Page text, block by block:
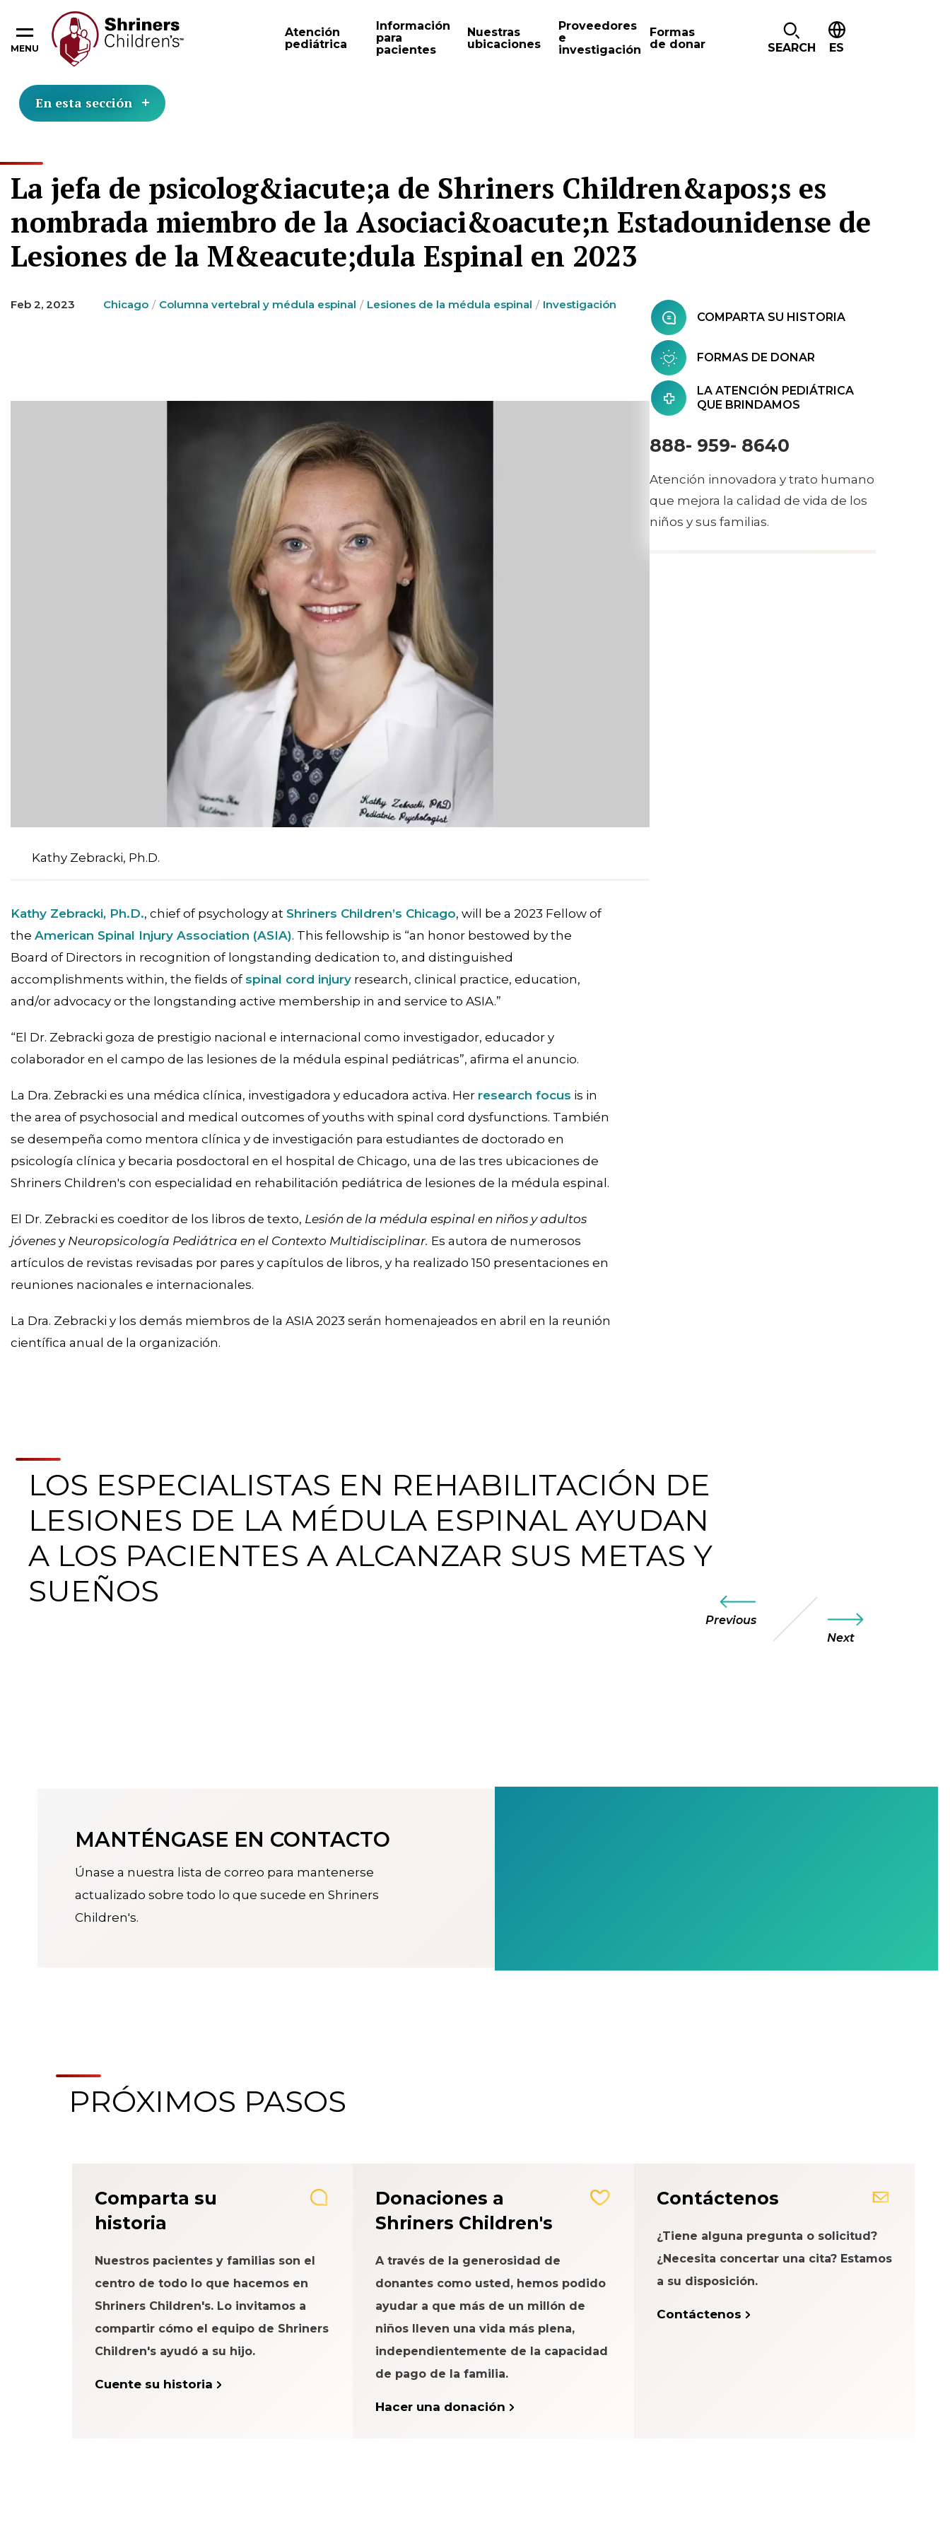
MENU
Atención
pediátrica
Información
para
pacientes
Nuestras
ubicaciones
Proveedores
e
investigación
Formas
de donar
SEARCH ES
En esta sección
La jefa de psicolog&iacute;a de Shriners Children&apos;s es
nombrada miembro de la Asociaci&oacute;n Estadounidense de
Lesiones de la M&eacute;dula Espinal en 2023
Feb 2, 2023 Chicago Columna vertebral y médula espinal Lesiones de la médula espinal Investigación
Kathy Zebracki, Ph.D.
Kathy Zebracki, Ph.D., chief of psychology at Shriners Children’s Chicago, will be a 2023 Fellow of
the American Spinal Injury Association (ASIA). This fellowship is “an honor bestowed by the
Board of Directors in recognition of longstanding dedication to, and distinguished
accomplishments within, the fields of spinal cord injury research, clinical practice, education,
and/or advocacy or the longstanding active membership in and service to ASIA.”
“El Dr. Zebracki goza de prestigio nacional e internacional como investigador, educador y
colaborador en el campo de las lesiones de la médula espinal pediátricas”, afirma el anuncio.
La Dra. Zebracki es una médica clínica, investigadora y educadora activa. Her research focus is in
the area of psychosocial and medical outcomes of youths with spinal cord dysfunctions. También
se desempeña como mentora clínica y de investigación para estudiantes de doctorado en
psicología clínica y becaria posdoctoral en el hospital de Chicago, una de las tres ubicaciones de
Shriners Children's con especialidad en rehabilitación pediátrica de lesiones de la médula espinal.
El Dr. Zebracki es coeditor de los libros de texto, Lesión de la médula espinal en niños y adultos
jóvenes y Neuropsicología Pediátrica en el Contexto Multidisciplinar. Es autora de numerosos
artículos de revistas revisadas por pares y capítulos de libros, y ha realizado 150 presentaciones en
reuniones nacionales e internacionales.
La Dra. Zebracki y los demás miembros de la ASIA 2023 serán homenajeados en abril en la reunión
científica anual de la organización.
COMPARTA SU HISTORIA
FORMAS DE DONAR
LA ATENCIÓN PEDIÁTRICA
QUE BRINDAMOS
888- 959- 8640
Atención innovadora y trato humano
que mejora la calidad de vida de los
niños y sus familias.
LOS ESPECIALISTAS EN REHABILITACIÓN DE
LESIONES DE LA MÉDULA ESPINAL AYUDAN
A LOS PACIENTES A ALCANZAR SUS METAS Y
SUEÑOS
Previous
Next
MANTÉNGASE EN CONTACTO
Únase a nuestra lista de correo para mantenerse
actualizado sobre todo lo que sucede en Shriners
Children's.
PRÓXIMOS PASOS
Comparta su
historia
Nuestros pacientes y familias son el
centro de todo lo que hacemos en
Shriners Children's. Lo invitamos a
compartir cómo el equipo de Shriners
Children's ayudó a su hijo.
Cuente su historia
Donaciones a
Shriners Children's
A través de la generosidad de
donantes como usted, hemos podido
ayudar a que más de un millón de
niños lleven una vida más plena,
independientemente de la capacidad
de pago de la familia.
Hacer una donación
Contáctenos
¿Tiene alguna pregunta o solicitud?
¿Necesita concertar una cita? Estamos
a su disposición.
Contáctenos